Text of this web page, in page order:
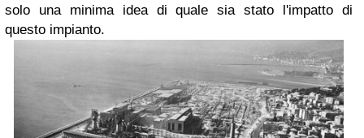
solo una minima idea di quale sia stato l'impatto di
questo impianto.